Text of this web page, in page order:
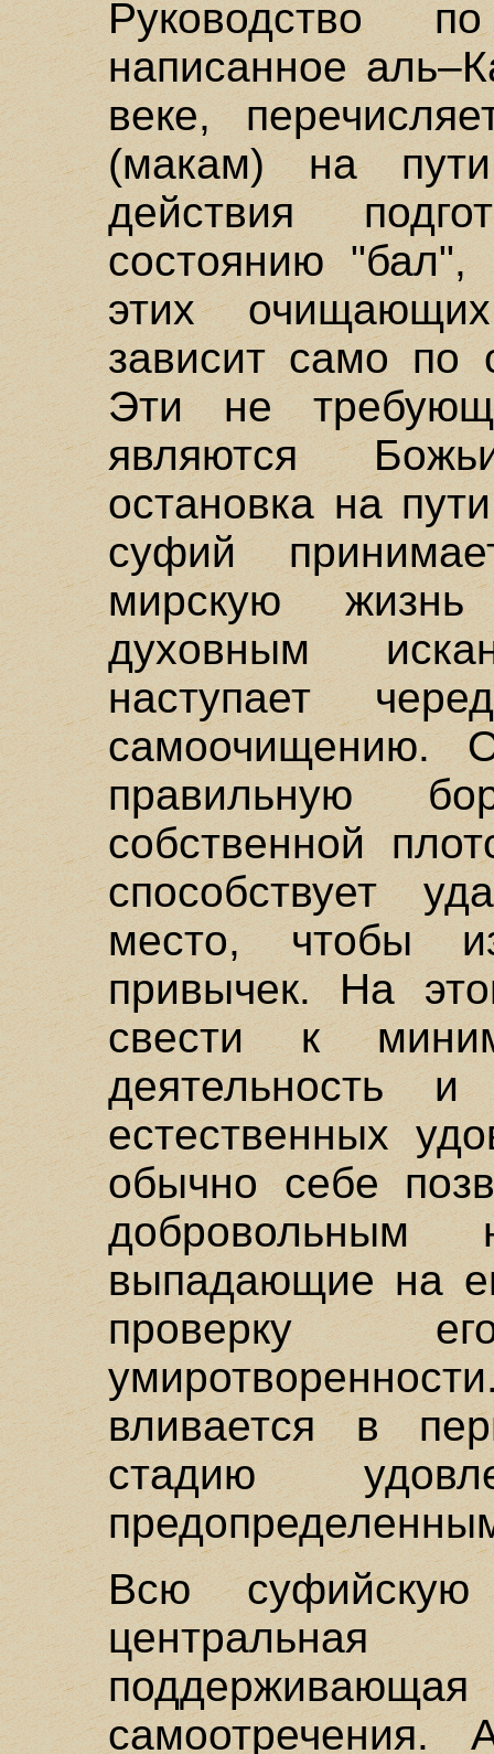
Руководство
написанное
веке,
(макам) на
действия
состоянию "бал",
этих
зависит само по
Эти не
являются
остановка на
суфий
мирскую
духовным
наступает
самоочищению.
правильную
собственной
способствует
место, чтобы
привычек. На
свести к
деятельность
естественных
обычно себе
добровольным
выпадающие на
проверку
вливается в
стадию
Всю суфийскую